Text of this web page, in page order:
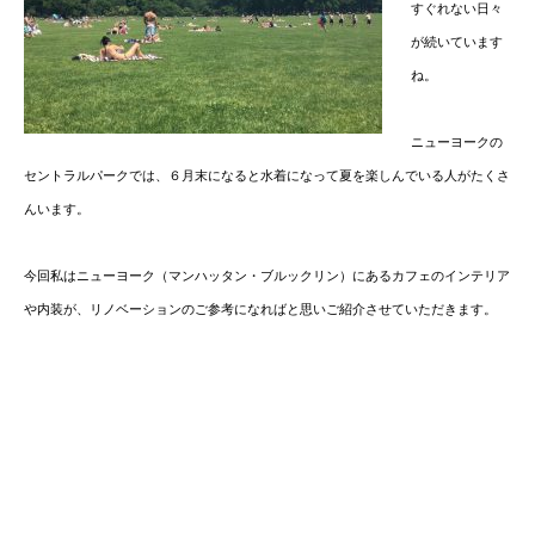
すぐれない日々
が続いています
ね。
ニューヨークの
セントラルパークでは、６月末になると水着になって夏を楽しんでいる人がたくさ
んいます。
今回私はニューヨーク（マンハッタン・ブルックリン）にあるカフェのインテリア
や内装が、リノベーションのご参考になればと思いご紹介させていただきます。